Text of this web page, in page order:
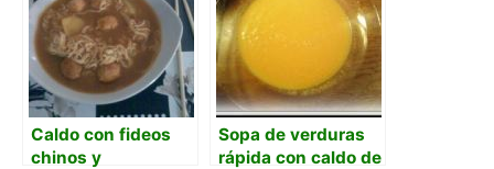
Caldo con fideos
chinos y
Sopa de verduras
rápida con caldo de